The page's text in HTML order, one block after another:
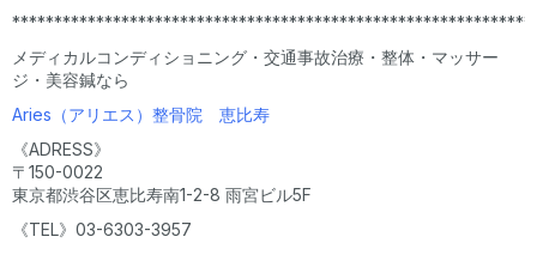
メディカルコンディショニング・交通事故治療・整体・マッサー
ジ・美容鍼なら
Aries（アリエス）整骨院 恵比寿
《ADRESS》
〒150-0022
東京都渋谷区恵比寿南1-2-8 雨宮ビル5F
《TEL》03-6303-3957